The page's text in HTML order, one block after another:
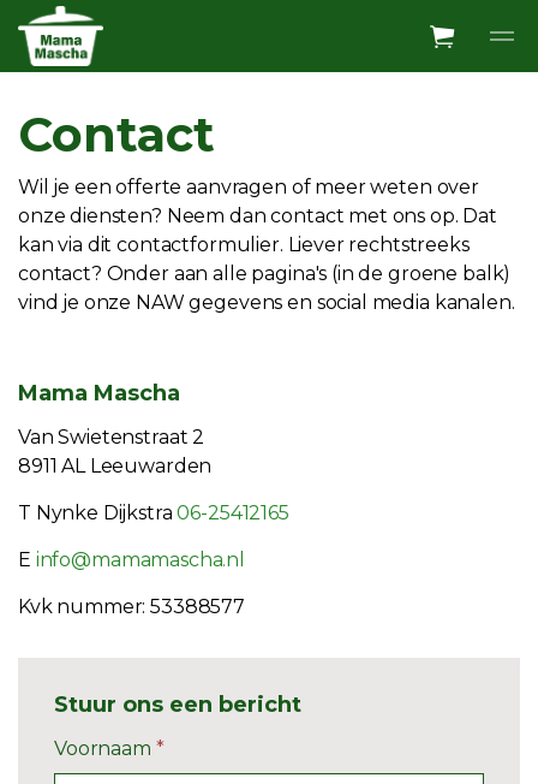
Overslaan en ga direct naar de inhoud
Contact
Wil je een offerte aanvragen of meer weten over
onze diensten? Neem dan contact met ons op. Dat
kan via dit contactformulier. Liever rechtstreeks
contact? Onder aan alle pagina's (in de groene balk)
vind je onze NAW gegevens en social media kanalen.
Mama Mascha
Van Swietenstraat 2
8911 AL Leeuwarden
T Nynke Dijkstra06-25412165
E info@mamamascha.nl
Kvk nummer: 53388577
Stuur ons een bericht
Voornaam *